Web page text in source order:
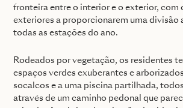
fronteira entre o interior e o exterior, com
exteriores a proporcionarem uma divisão
todas as estações do ano.
Rodeados por vegetação, os residentes
espaços verdes exuberantes e
socalcos e a uma piscina partilhada,
através de um caminho pedonal que